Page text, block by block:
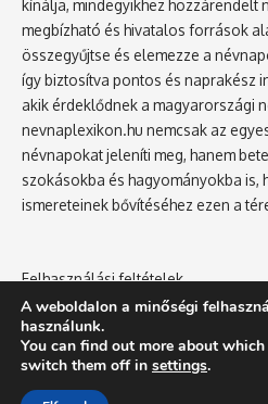
kínálja, mindegyikhez hozzárendelt
megbízható és hivatalos források
összegyűjtse és elemezze a
így biztosítva pontos és naprakész
akik érdeklődnek a magyarországi
nevnaplexikon.hu nemcsak az
névnapokat jeleníti meg, hanem
szokásokba és hagyományokba
ismereteinek bővítéséhez ezen a
Felhasználási feltételek
Adatvédelmi tájékoztató
NévnapLexikon.hu - Névnap, Név
A weboldalon a minőségi
használunk.
You can find out more about
switch them off in settings.